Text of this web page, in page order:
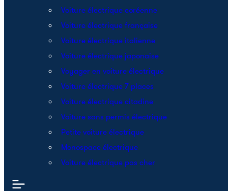
Voiture électrique coréenne
Voiture électrique française
Voiture électrique italienne
Voiture électrique japonaise
Voyager en voiture électrique
Voiture électrique 7 places
Voiture électrique citadine
Voiture sans permis électrique
Petite voiture électrique
Monospace électrique
Voiture électrique pas cher